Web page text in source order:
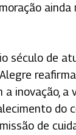
ainda
século de
a inovação, a
do
de